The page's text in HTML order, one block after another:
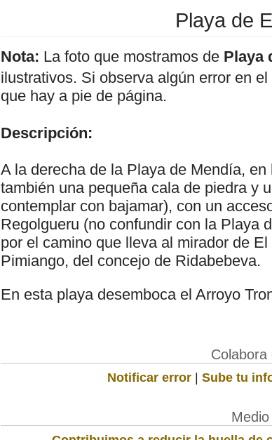
Playa de
Nota: La foto que mostramos de Playa
ilustrativos. Si observa algún error en
que hay a pie de página.
Descripción:
A la derecha de la Playa de Mendía,
también una pequeña cala de piedra y
contemplar con bajamar), con un
Regolgueru (no confundir con la Playa
por el camino que lleva al mirador de
Pimiango, del concejo de Ridabebeva.
En esta playa desemboca el Arroyo
Colabora
Notificar error | Sube tu